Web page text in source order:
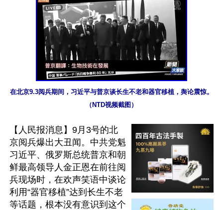
在北京9.3阅兵期间，习近平与普京谈长生不老和器官移植，舆论震惊。
（NTD视频截图）
【人民报消息】9月3号的北
京阅兵爆出大丑闻。中共党魁
习近平、俄罗斯总统普京和朝
鲜最高领导人金正恩在前往阅
兵现场时，在欢声笑语中谈论
利用“器官移植”达到长生不老
等话题，根本没有意识到这个